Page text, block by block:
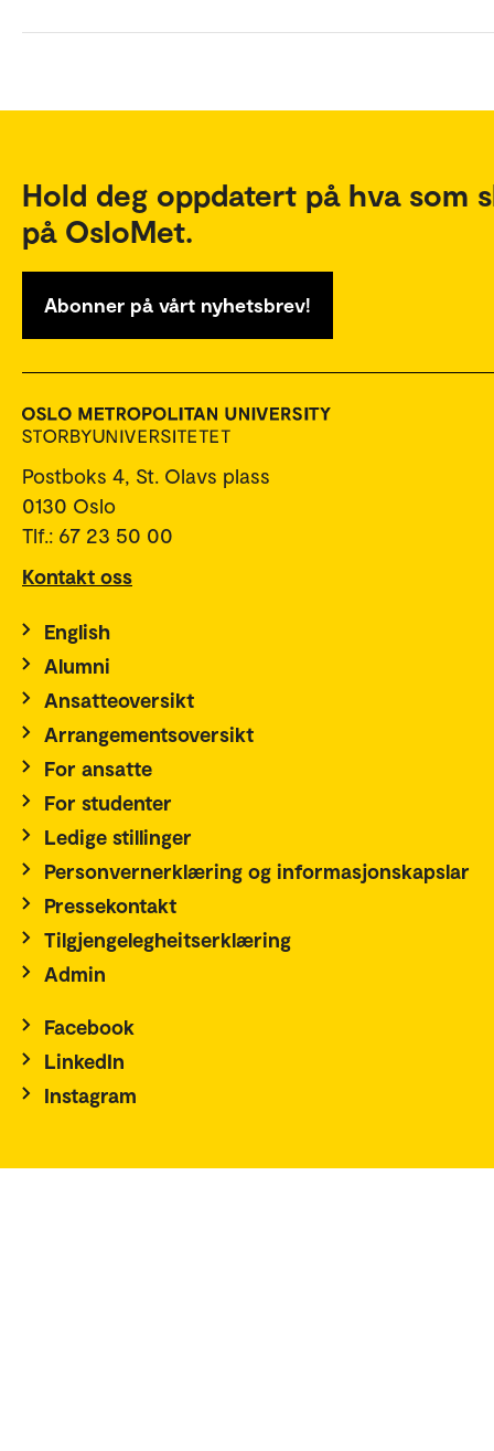
Hold deg oppdatert på hva som
på OsloMet.
Abonner på vårt nyhetsbrev!
Postboks 4, St. Olavs plass
0130 Oslo
Tlf.: 67 23 50 00
Kontakt oss
English
Alumni
Ansatteoversikt
Arrangementsoversikt
For ansatte
For studenter
Ledige stillinger
Personvernerklæring og informasjonskapslar
Pressekontakt
Tilgjengelegheitserklæring
Admin
Facebook
LinkedIn
Instagram